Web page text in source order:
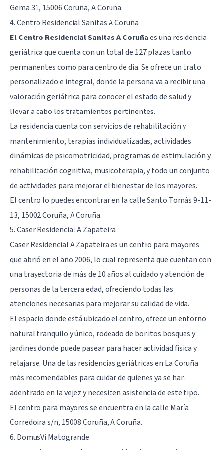
Gema 31, 15006 Coruña, A Coruña.
4. Centro Residencial Sanitas A Coruña
El Centro Residencial Sanitas A Coruñaes una residencia
geriátrica que cuenta con un total de 127 plazas tanto
permanentes como para centro de día. Se ofrece un trato
personalizado e integral, donde la persona va a recibir una
valoración geriátrica para conocer el estado de salud y
llevar a cabo los tratamientos pertinentes.
La residencia cuenta con servicios de rehabilitación y
mantenimiento, terapias individualizadas, actividades
dinámicas de psicomotricidad, programas de estimulación y
rehabilitación cognitiva, musicoterapia, y todo un conjunto
de actividades para mejorar el bienestar de los mayores.
El centro lo puedes encontrar en la calle Santo Tomás 9-11-
13, 15002 Coruña, A Coruña.
5. Caser Residencial A Zapateira
Caser Residencial A Zapateira es un centro para mayores
que abrió en el año 2006, lo cual representa que cuentan con
una trayectoria de más de 10 años al cuidado y atención de
personas de la tercera edad, ofreciendo todas las
atenciones necesarias para mejorar su calidad de vida.
El espacio donde está ubicado el centro, ofrece un entorno
natural tranquilo y único, rodeado de bonitos bosques y
jardines donde puede pasear para hacer actividad física y
relajarse. Una de las residencias geriátricas en La Coruña
más recomendables para cuidar de quienes ya se han
adentrado en lavejezy necesiten asistencia de este tipo.
El centro para mayores se encuentra en la calle María
Corredoira s/n, 15008 Coruña, A Coruña.
6. DomusVi Matogrande